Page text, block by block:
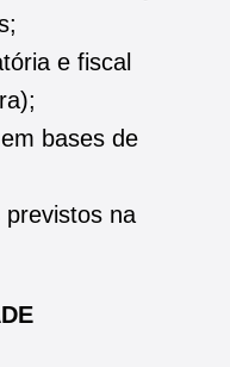
e fiscal
bases de
previstos na